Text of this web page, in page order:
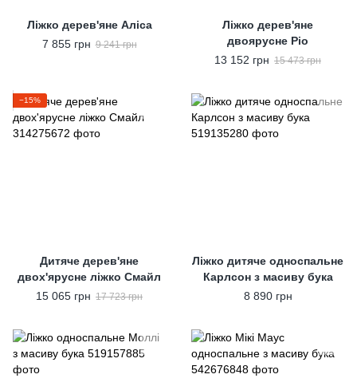
Ліжко дерев'яне Аліса
7 855 грн 9 241 грн
Ліжко дерев'яне
двоярусне Ріо
13 152 грн 15 473 грн
−15%
Дитяче дерев'яне
двох'ярусне ліжко Смайл
15 065 грн 17 723 грн
Ліжко дитяче односпальне
Карлсон з масиву бука
8 890 грн